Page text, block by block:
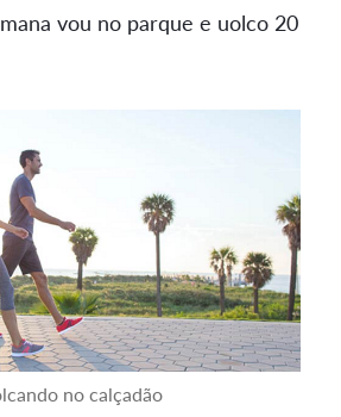
vou no parque e uolco 20
no calçadão